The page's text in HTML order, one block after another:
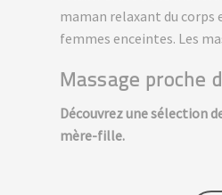
maman relaxant du
femmes enceintes. Les
Massage proche
Découvrez une sélection
mère-fille.